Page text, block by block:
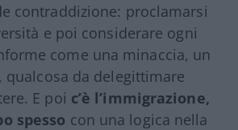
contraddizione: proclamarsi
e poi considerare ogni
come una minaccia, un
da delegittimare
E poi c’è l’immigrazione,
spesso con una logica nella